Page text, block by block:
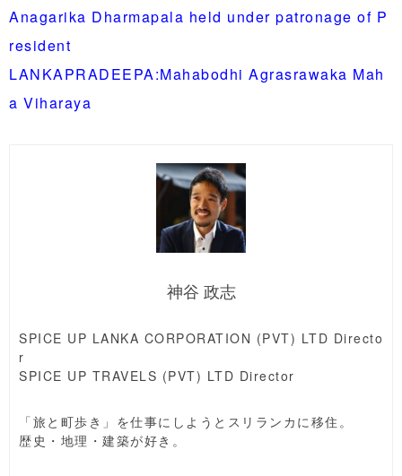
Anagarika Dharmapala held under patronage of P
resident
LANKAPRADEEPA:Mahabodhi Agrasrawaka Mah
a Viharaya
神谷 政志
SPICE UP LANKA CORPORATION (PVT) LTD Directo
r
SPICE UP TRAVELS (PVT) LTD Director
「旅と町歩き」を仕事にしようとスリランカに移住。
歴史・地理・建築が好き。